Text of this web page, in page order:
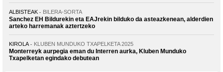
ALBISTEAK BILERA-SORTA
Sanchez EH Bildurekin eta EAJrekin bilduko da asteazkenean, alderdien
arteko harremanak aztertzeko
KIROLA KLUBEN MUNDUKO TXAPELKETA 2025
Monterreyk aurpegia eman du Interren aurka, Kluben Munduko
Txapelketan egindako debutean